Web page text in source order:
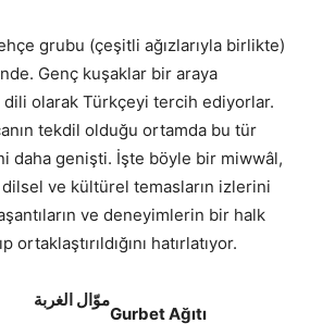
grubu (çeşitli ağızlarıyla birlikte)
Genç kuşaklar bir araya
olarak Türkçeyi tercih ediyorlar.
tekdil olduğu ortamda bu tür
daha genişti. İşte böyle bir miwwâl,
ve kültürel temasların izlerini
ve deneyimlerin bir halk
ortaklaştırıldığını hatırlatıyor.
موّال الغربة
Gurbet Ağıtı